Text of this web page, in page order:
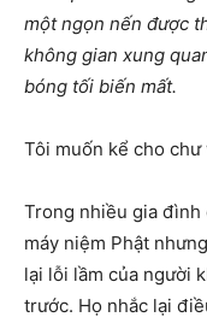
một ngọn nến được
không gian xung
bóng tối biến mất.
Tôi muốn kể cho
Trong nhiều gia đình
máy niệm Phật
lại lỗi lầm của người
trước. Họ nhắc lại